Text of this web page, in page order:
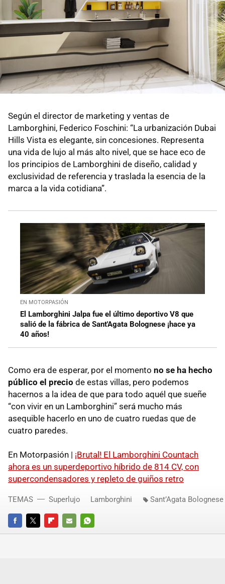
Según el director de marketing y ventas de
Lamborghini, Federico Foschini: “La urbanización Dubai
Hills Vista es elegante, sin concesiones. Representa
una vida de lujo al más alto nivel, que se hace eco de
los principios de Lamborghini de diseño, calidad y
exclusividad de referencia y traslada la esencia de la
marca a la vida cotidiana”.
EN MOTORPASIÓN
El Lamborghini Jalpa fue el último deportivo V8 que
salió de la fábrica de Sant'Agata Bolognese ¡hace ya
40 años!
Como era de esperar, por el momento no se ha hecho
público el precio de estas villas, pero podemos
hacernos a la idea de que para todo aquél que sueñe
“con vivir en un Lamborghini” será mucho más
asequible hacerlo en uno de cuatro ruedas que de
cuatro paredes.
En Motorpasión | ¡Brutal! El Lamborghini Countach
ahora es un superdeportivo híbrido de 814 CV, con
supercondensadores y repleto de guiños retro
FACEBOOKTWITTERFLIPBOARD
E-
WHATSAPP
TEMAS Superlujo Lamborghini Sant’Agata Bolognese